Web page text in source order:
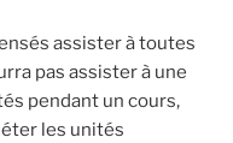
assister à toutes
pas assister à une
pendant un cours,
les unités